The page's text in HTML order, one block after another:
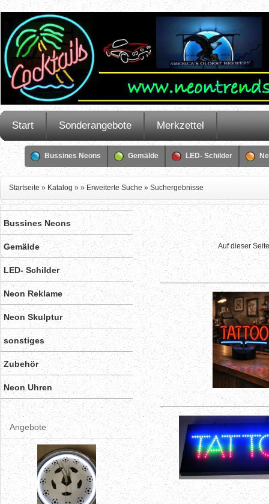
Start Sonderangebote Merkzettel
Bussines Neons Gemälde LED- Schilder
Startseite » Katalog » » Erweiterte Suche » Suchergebnisse
Bussines Neons
Gemälde
LED- Schilder
Neon Reklame
Neon Skulptur
sonstiges
Zubehör
Neon Uhren
Angebote
Auf dieser